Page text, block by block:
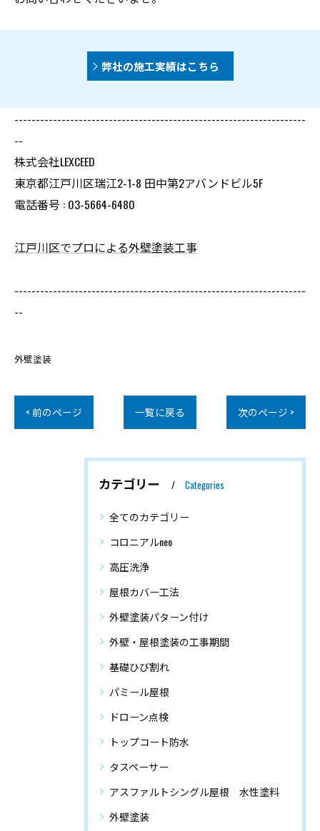
弊社の施工実績はこちら
--------------------------------------------------------------------
--
株式会社LEXCEED
東京都江戸川区瑞江2-1-8 田中第2アバンドビル5F
電話番号 : 03-5664-6480
江戸川区でプロによる外壁塗装工事
--------------------------------------------------------------------
--
外壁塗装
< 前のページ 一覧に戻る 次のページ >
カテゴリー Categories
全てのカテゴリー
コロニアルneo
高圧洗浄
屋根カバー工法
外壁塗装パターン付け
外壁・屋根塗装の工事期間
基礎ひび割れ
パミール屋根
ドローン点検
トップコート防水
タスペーサー
アスファルトシングル屋根 水性塗料
外壁塗装